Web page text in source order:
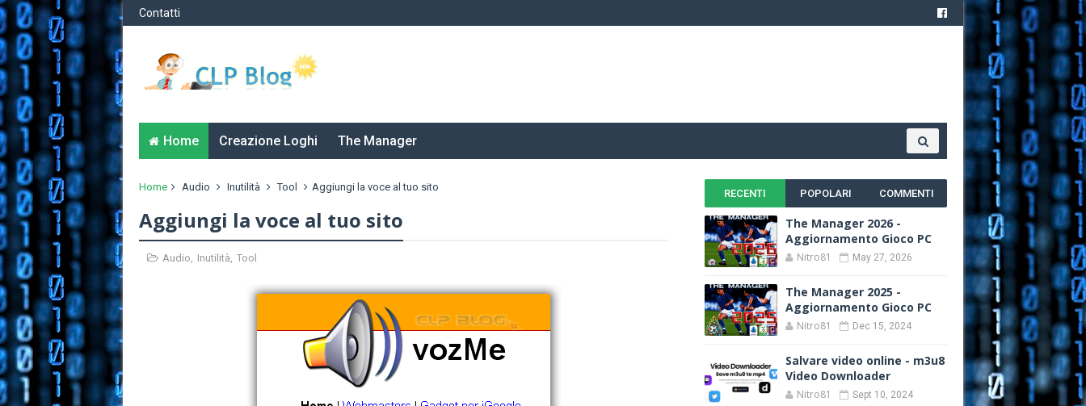
Contatti
Home Creazione Loghi The Manager
Home Audio Inutilità Tool Aggiungi la voce al tuo sito
Aggiungi la voce al tuo sito
Audio, Inutilità, Tool
RECENTI POPOLARI COMMENTI
The Manager 2026 -
Aggiornamento Gioco PC
Nitro81 May 27, 2026
The Manager 2025 -
Aggiornamento Gioco PC
Nitro81 Dec 15, 2024
Salvare video online - m3u8
Video Downloader
Nitro81 Sept 10, 2024